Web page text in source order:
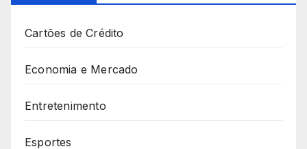
Cartões de Crédito
Economia e Mercado
Entretenimento
Esportes